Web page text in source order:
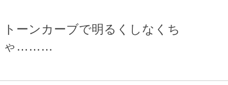
トーンカーブで明るくしなくち
ゃ………